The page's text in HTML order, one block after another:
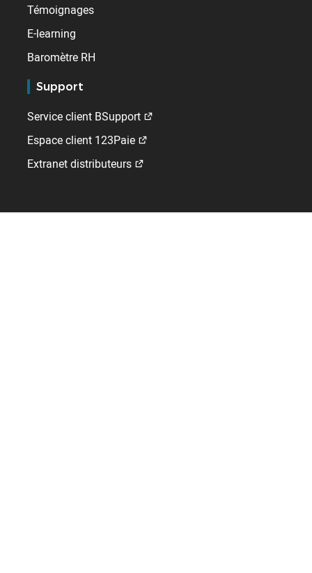
Témoignages
E-learning
Baromètre RH
Support
Service client BSupport
Espace client 123Paie
Extranet distributeurs